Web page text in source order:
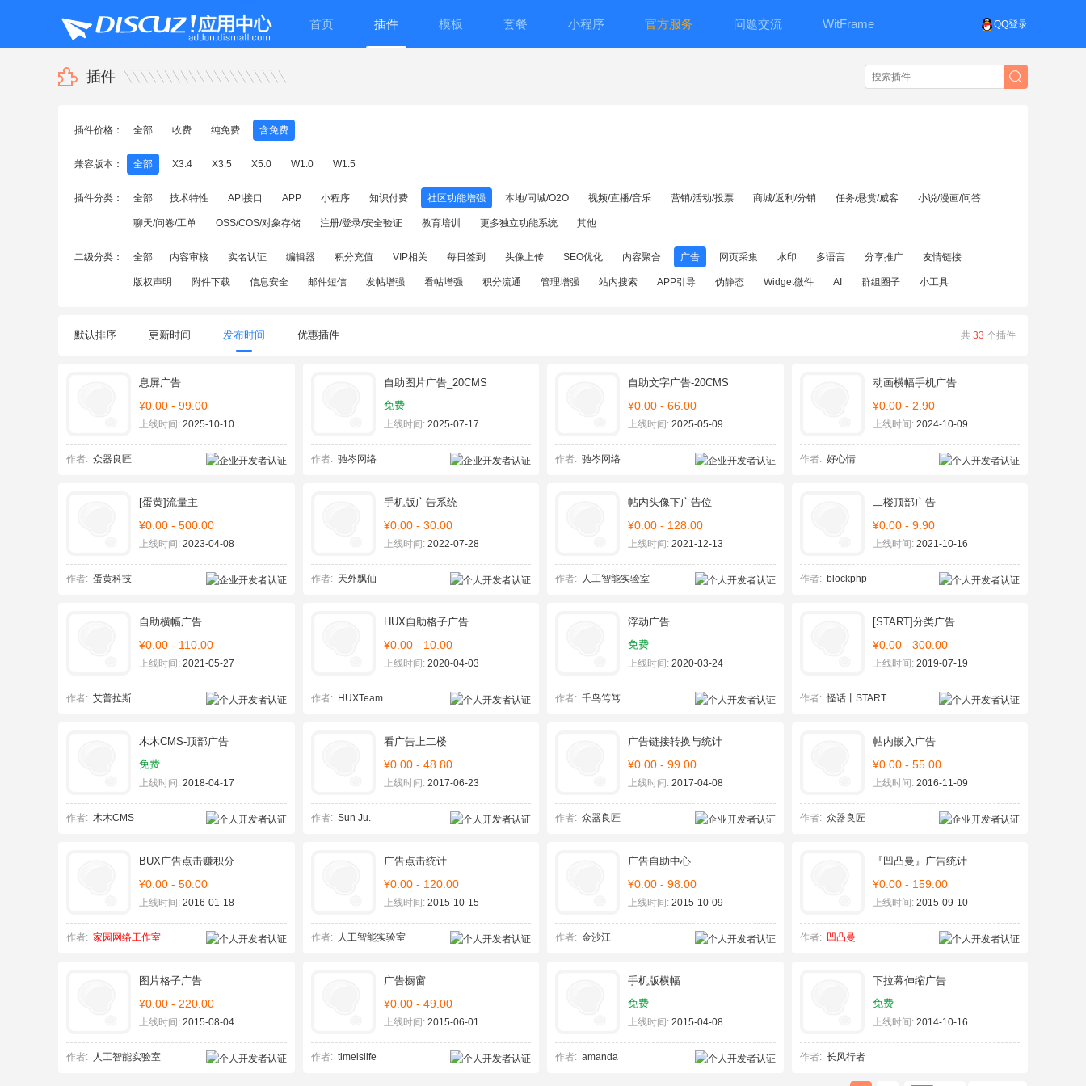
QQ登录
首页 插件 模板 套餐 小程序 官方服务 问题交流 WitFrame
插件
插件价格： 全部 收费 纯免费 含免费
兼容版本： 全部 X3.4 X3.5 X5.0 W1.0 W1.5
插件分类： 全部 技术特性 API接口 APP 小程序 知识付费 社区功能增强 本地/同城/O2O 视频/直播/音乐 营销/活动/投票 商城/返利/分销 任务/悬赏/威客 小说/漫画/问答
聊天/问卷/工单 OSS/COS/对象存储 注册/登录/安全验证 教育培训 更多独立功能系统 其他
二级分类： 全部 内容审核 实名认证 编辑器 积分充值 VIP相关 每日签到 头像上传 SEO优化 内容聚合 广告 网页采集 水印 多语言 分享推广 友情链接
版权声明 附件下载 信息安全 邮件短信 发帖增强 看帖增强 积分流通 管理增强 站内搜索 APP引导 伪静态 Widget微件 AI 群组圈子 小工具
共 33 个插件
默认排序 更新时间 发布时间 优惠插件
息屏广告
¥0.00 - 99.00
上线时间: 2025-10-10
作者: 众器良匠
自助图片广告_20CMS
免费
上线时间:2025-07-17
作者: 驰岑网络
自助文字广告-20CMS
¥0.00 - 66.00
上线时间: 2025-05-09
作者: 驰岑网络
动画横幅手机广告
¥0.00 - 2.90
上线时间:2024-10-09
作者: 好心情
[蛋黄]流量主
¥0.00 - 500.00
上线时间: 2023-04-08
作者: 蛋黄科技
手机版广告系统
¥0.00 - 30.00
上线时间:2022-07-28
作者: 天外飘仙
帖内头像下广告位
¥0.00 - 128.00
上线时间: 2021-12-13
作者: 人工智能实验室
二楼顶部广告
¥0.00 - 9.90
上线时间:2021-10-16
作者: blockphp
自助横幅广告
¥0.00 - 110.00
上线时间: 2021-05-27
作者: 艾普拉斯
HUX自助格子广告
¥0.00 - 10.00
上线时间:2020-04-03
作者: HUXTeam
浮动广告
免费
上线时间: 2020-03-24
作者: 千鸟笃笃
[START]分类广告
¥0.00 - 300.00
上线时间:2019-07-19
作者: 怪话丨START
木木CMS-顶部广告
免费
上线时间: 2018-04-17
作者: 木木CMS
看广告上二楼
¥0.00 - 48.80
上线时间:2017-06-23
作者: Sun Ju.
广告链接转换与统计
¥0.00 - 99.00
上线时间: 2017-04-08
作者: 众器良匠
帖内嵌入广告
¥0.00 - 55.00
上线时间:2016-11-09
作者: 众器良匠
BUX广告点击赚积分
¥0.00 - 50.00
上线时间: 2016-01-18
作者: 家园网络工作室
广告点击统计
¥0.00 - 120.00
上线时间:2015-10-15
作者: 人工智能实验室
广告自助中心
¥0.00 - 98.00
上线时间: 2015-10-09
作者: 金沙江
『凹凸曼』广告统计
¥0.00 - 159.00
上线时间:2015-09-10
作者: 凹凸曼
图片格子广告
¥0.00 - 220.00
上线时间: 2015-08-04
作者: 人工智能实验室
广告橱窗
¥0.00 - 49.00
上线时间:2015-06-01
作者: timeislife
手机版横幅
免费
上线时间: 2015-04-08
作者: amanda
下拉幕伸缩广告
免费
上线时间:2014-10-16
作者: 长风行者